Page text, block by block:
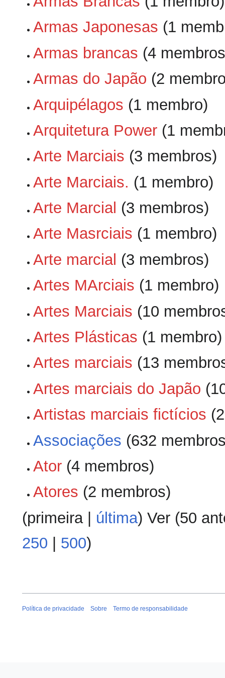
Armas Japonesas (1
Armas brancas (4
Armas do Japão (2
Arquipélagos ‏‎ (1 membro)
Arquitetura Power (1
Arte Marciais ‏‎ (3 membros)
Arte Marciais. ‏‎ (1 membro)
Arte Marcial ‏‎ (3 membros)
Arte Masrciais ‏‎ (1 membro)
Arte marcial ‏‎ (3 membros)
Artes MArciais ‏‎ (1 membro)
Artes Marciais (10
Artes Plásticas ‏‎ (1 membro)
Artes marciais (13
Artes marciais do Japão
Artistas marciais fictícios
Associações (632
Ator ‏‎ (4 membros)
Atores ‏‎ (2 membros)
(primeira| última) Ver (50
250
500)
Política de privacidade Sobre Termo de responsabilidade